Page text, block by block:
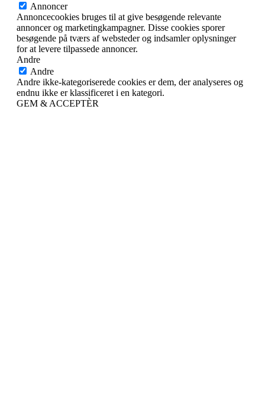
Annoncer
Annoncecookies bruges til at give besøgende relevante
annoncer og marketingkampagner. Disse cookies sporer
besøgende på tværs af websteder og indsamler oplysninger
for at levere tilpassede annoncer.
Andre
Andre
Andre ikke-kategoriserede cookies er dem, der analyseres og
endnu ikke er klassificeret i en kategori.
GEM & ACCEPTÈR